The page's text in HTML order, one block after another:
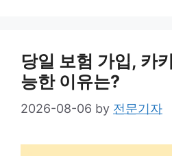
당일 보험 가입, 카
능한 이유는?
2026-08-06 by 전문기자